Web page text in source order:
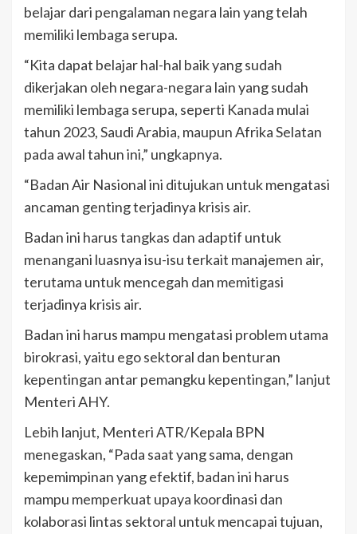
belajar dari pengalaman negara lain yang telah
memiliki lembaga serupa.
“Kita dapat belajar hal-hal baik yang sudah
dikerjakan oleh negara-negara lain yang sudah
memiliki lembaga serupa, seperti Kanada mulai
tahun 2023, Saudi Arabia, maupun Afrika Selatan
pada awal tahun ini,” ungkapnya.
“Badan Air Nasional ini ditujukan untuk mengatasi
ancaman genting terjadinya krisis air.
Badan ini harus tangkas dan adaptif untuk
menangani luasnya isu-isu terkait manajemen air,
terutama untuk mencegah dan memitigasi
terjadinya krisis air.
Badan ini harus mampu mengatasi problem utama
birokrasi, yaitu ego sektoral dan benturan
kepentingan antar pemangku kepentingan,” lanjut
Menteri AHY.
Lebih lanjut, Menteri ATR/Kepala BPN
menegaskan, “Pada saat yang sama, dengan
kepemimpinan yang efektif, badan ini harus
mampu memperkuat upaya koordinasi dan
kolaborasi lintas sektoral untuk mencapai tujuan,